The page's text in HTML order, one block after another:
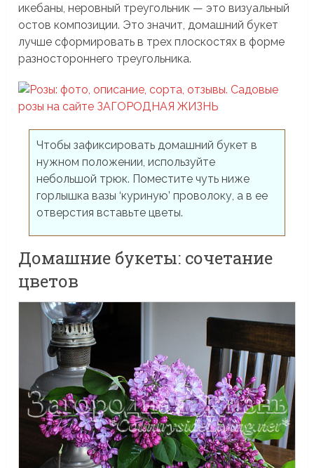
икебаны, неровный треугольник — это визуальный
остов композиции. Это значит, домашний букет
лучше сформировать в трех плоскостях в форме
разностороннего треугольника.
Чтобы зафиксировать домашний букет в
нужном положении, используйте
небольшой трюк. Поместите чуть ниже
горлышка вазы ‘куриную’ проволоку, а в ее
отверстия вставьте цветы.
Домашние букеты: сочетание
цветов